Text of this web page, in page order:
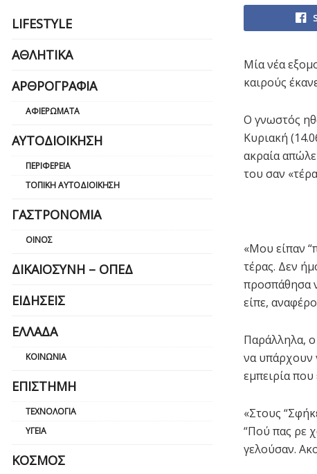
Μία νέα
καιρούς
Ο γνωστός
Κυριακή
ακραία
του σαν
«Μου είπαν
τέρας. Δεν
προσπάθησα
είπε,
Παράλληλα,
να υπάρχουν
εμπειρία που
«Στους
“Πού πας ρε
γελούσαν.
LIFESTYLE
ΑΘΛΗΤΙΚΆ
ΑΡΘΡΟΓΡΑΦΊΑ
ΑΦΙΕΡΏΜΑΤΑ
ΑΥΤΟΔΙΟΊΚΗΣΗ
ΠΕΡΙΦΈΡΕΙΑ
ΤΟΠΙΚΉ ΑΥΤΟΔΙΟΊΚΗΣΗ
ΓΑΣΤΡΟΝΟΜΊΑ
ΟΊΝΟΣ
ΔΙΚΑΙΟΣΎΝΗ – ΟΠΕΔ
ΕΙΔΉΣΕΙΣ
ΕΛΛΆΔΑ
ΚΟΙΝΩΝΊΑ
ΕΠΙΣΤΉΜΗ
ΤΕΧΝΟΛΟΓΊΑ
ΥΓΕΊΑ
ΚΌΣΜΟΣ